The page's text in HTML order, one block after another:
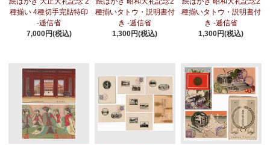
種揃い 4種切手完貼特印
-逓信省
7,000円(税込)
種揃いタトウ・説明書付
き -逓信省
1,300円(税込)
種揃いタトウ・説明書付
き -逓信省
1,300円(税込)